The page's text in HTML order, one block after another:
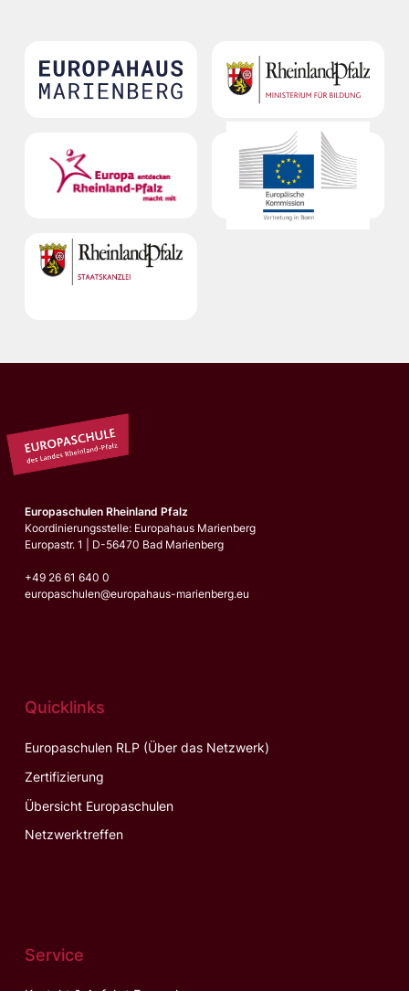
Europaschulen Rheinland Pfalz
Koordinierungsstelle: Europahaus Marienberg
Europastr. 1 | D-56470 Bad Marienberg
+49 26 61 640 0
europaschulen@europahaus-marienberg.eu
Quicklinks
Europaschulen RLP (Über das Netzwerk)
Zertifizierung
Übersicht Europaschulen
Netzwerktreffen
Service